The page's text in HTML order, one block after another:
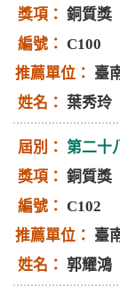
銅質獎
C100
臺
葉秀玲
第二十
銅質獎
C102
臺
郭耀鴻